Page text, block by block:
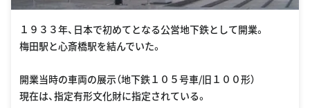
１９３３年、日本で初めてとなる公営地下鉄として開業。
梅田駅と心斎橋駅を結んでいた。
開業当時の車両の展示（地下鉄１０５号車/旧１００形）
現在は、指定有形文化財に指定されている。